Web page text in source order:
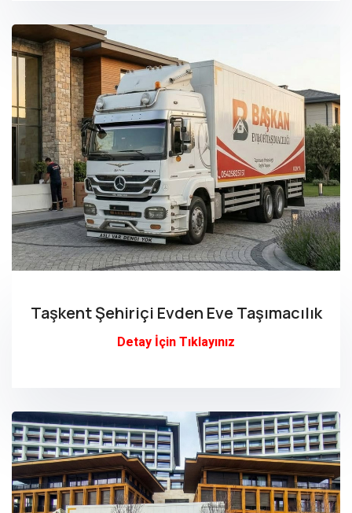
Taşkent Şehiriçi Evden Eve Taşımacılık
Detay İçin Tıklayınız